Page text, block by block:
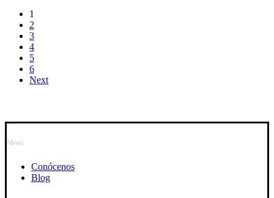
1
2
3
4
5
6
Next
Menú
Conócenos
Blog